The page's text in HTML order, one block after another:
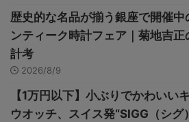
歴史的な名品が揃う銀座で開催中
ンティーク時計フェア｜菊地吉正
計考
2026/8/9
【1万円以下】小ぶりでかわいい
ウオッチ、スイス発“SIGG（シグ